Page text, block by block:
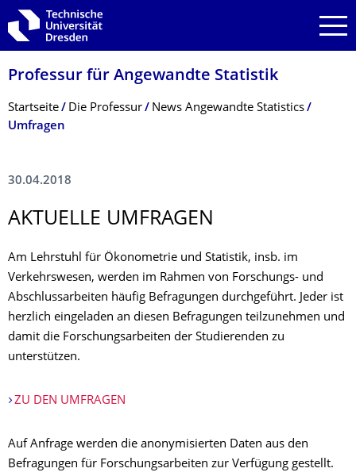
Zur Hauptnavigation springen
Zur Suche springen
Zum Inhalt springen
Professur für Angewandte Statistik
Breadcrumb-Menü
Startseite Die Professur
News Angewandte Statistics
Umfragen
30.04.2018
AKTUELLE UMFRAGEN
Am Lehrstuhl für Ökonometrie und Statistik, insb. im
Verkehrswesen, werden im Rahmen von Forschungs- und
Abschlussarbeiten häufig Befragungen durchgeführt. Jeder ist
herzlich eingeladen an diesen Befragungen teilzunehmen und
damit die Forschungsarbeiten der Studierenden zu
unterstützen.
ZU DEN UMFRAGEN
Auf Anfrage werden die anonymisierten Daten aus den
Befragungen für Forschungsarbeiten zur Verfügung gestellt.